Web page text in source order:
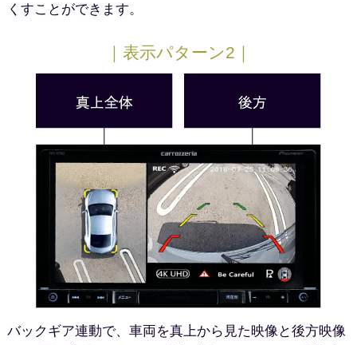
くすことができます。
｜表示パターン2｜
バックギア連動で、車両を真上から見た映像と後方映像